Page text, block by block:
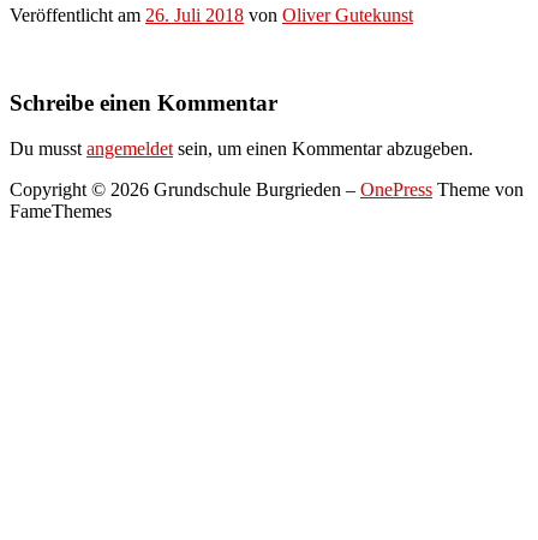
Veröffentlicht am 26. Juli 2018 von Oliver Gutekunst
Schreibe einen Kommentar
Du musst angemeldet sein, um einen Kommentar abzugeben.
Copyright © 2026 Grundschule Burgrieden – OnePress Theme von
FameThemes